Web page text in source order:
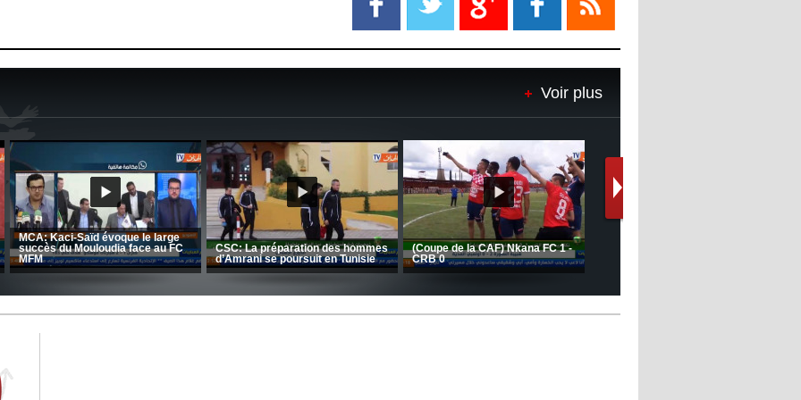
Le Barça savoure sa première
de matchs"
12:39 - 2022/11/06
Real : Les dirigeants veulent le
départ d'Hazard cet hiver
Voir plus
JSK: Brahim Zafour évoque la
situation du club
Le message de Delort, Benrahma
et Belkebla à l'occasion du "Big
Day de vaccination"
Entretien avec Moulay Haddou